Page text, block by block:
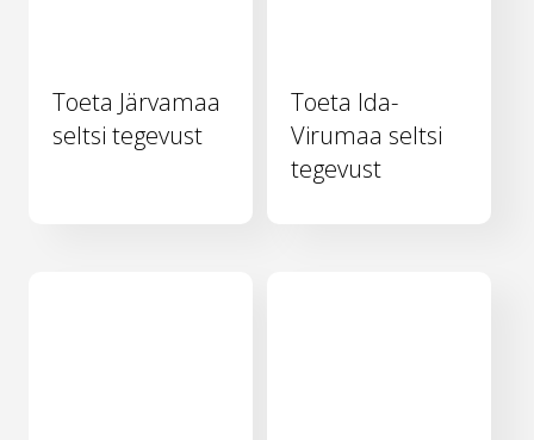
Toeta Järvamaa
seltsi tegevust
Toeta Ida-
Virumaa seltsi
tegevust